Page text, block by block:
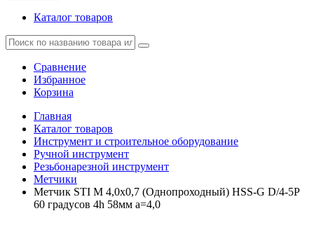
Каталог товаров
Сравнение
Избранное
Корзина
Главная
Каталог товаров
Инструмент и строительное оборудование
Ручной инструмент
Резьбонарезной инструмент
Метчики
Метчик STI М 4,0х0,7 (Однопроходный) HSS-G D/4-5P
60 градусов 4h 58мм a=4,0